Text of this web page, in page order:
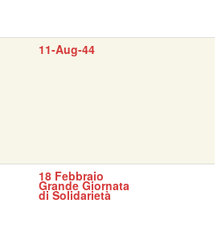
11-Aug-44
18 Febbraio
Grande Giornata
di Solidarietà